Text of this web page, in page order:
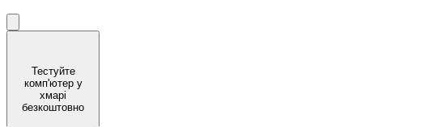
Тестуйте
комп'ютер у
хмарі
безкоштовно